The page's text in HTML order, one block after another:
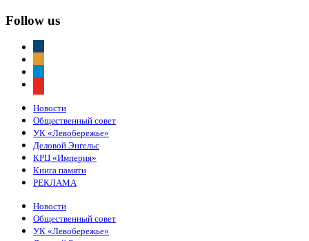
Follow us
Новости
Общественный совет
УК «Левобережье»
Деловой Энгельс
КРЦ «Империя»
Книга памяти
РЕКЛАМА
Новости
Общественный совет
УК «Левобережье»